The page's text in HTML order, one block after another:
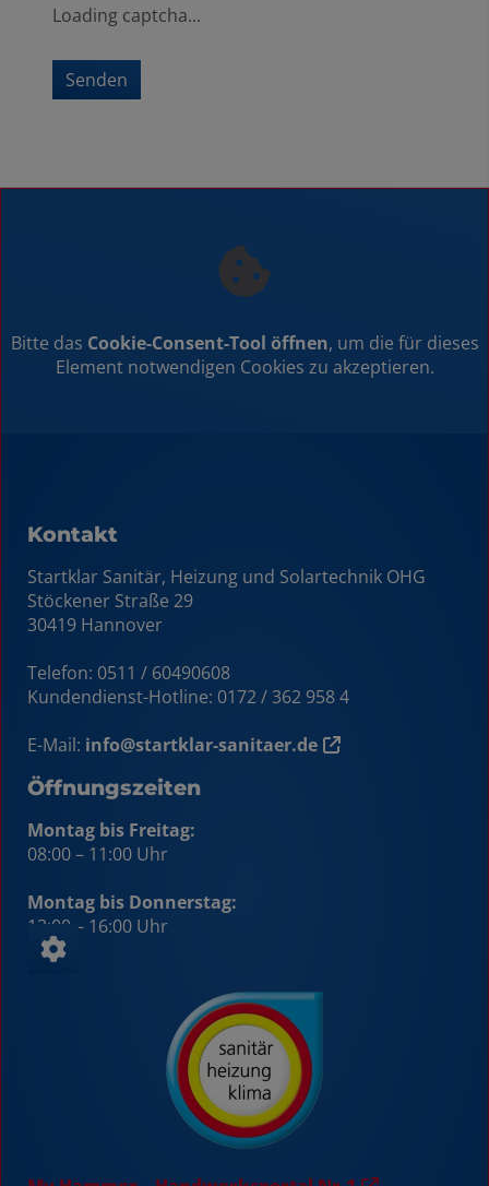
Loading captcha...
Senden
Bitte das Cookie-Consent-Tool öffnen, um die für dieses
Element notwendigen Cookies zu akzeptieren.
Kontakt
Startklar Sanitär, Heizung und Solartechnik OHG
Stöckener Straße 29
30419 Hannover
Telefon: 0511 / 60490608
Kundendienst-Hotline: 0172 / 362 958 4
E-Mail: info@startklar-sanitaer.de
Öffnungszeiten
Montag bis Freitag:
08:00 – 11:00 Uhr
Montag bis Donnerstag:
13:00 – 16:00 Uhr